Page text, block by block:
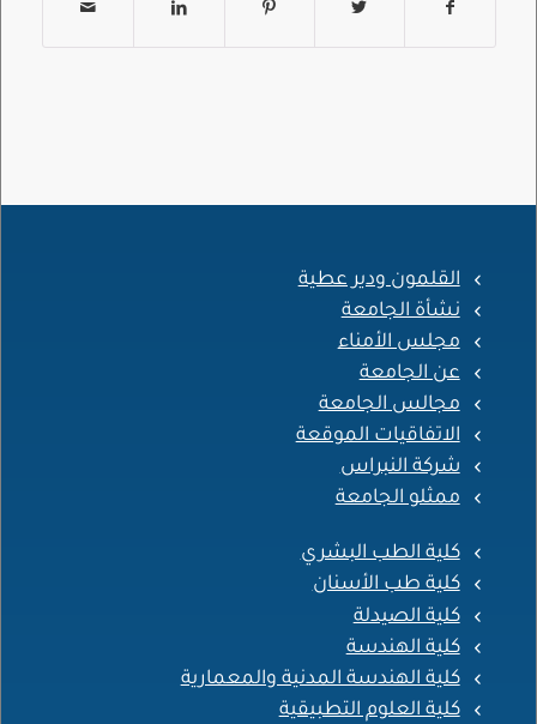
القلمون ودير عطية
نشأة الجامعة
مجلس الأمناء
عن الجامعة
مجالس الجامعة
الاتفاقيات الموقعة
شركة النبراس
ممثلو الجامعة
كلية الطب البشري
كلية طب الأسنان
كلية الصيدلة
كلية الهندسة
كلية الهندسة المدنية والمعمارية
كلية العلوم التطبيقية